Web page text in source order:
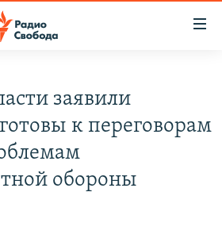
заявили
к переговорам
обороны